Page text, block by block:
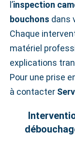
l’inspection
bouchons dans
Chaque
matériel
explications
Pour une prise
à contacter